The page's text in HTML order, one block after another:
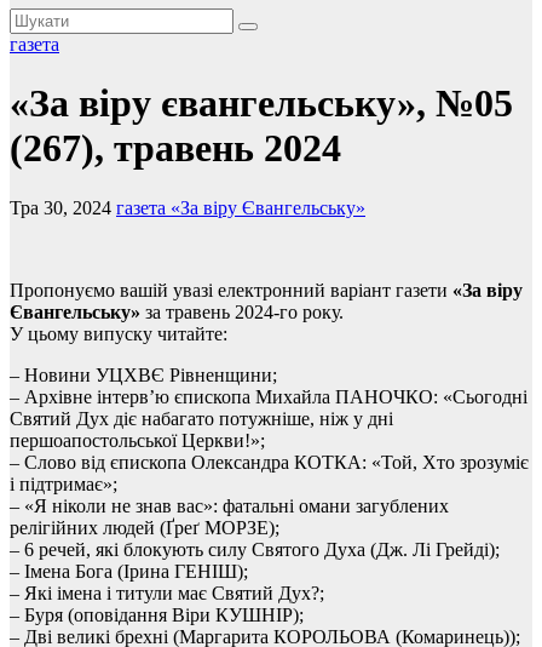
газета
«За віру євангельську», №05
(267), травень 2024
Тра 30, 2024 газета «За віру Євангельську»
Пропонуємо вашій увазі електронний варіант газети «За віру
Євангельську» за травень 2024-го року.
У цьому випуску читайте:
– Новини УЦХВЄ Рівненщини;
– Архівне інтерв’ю єпископа Михайла ПАНОЧКО: «Сьогодні
Святий Дух діє набагато потужніше, ніж у дні
першоапостольської Церкви!»;
– Слово від єпископа Олександра КОТКА: «Той, Хто зрозуміє
і підтримає»;
– «Я ніколи не знав вас»: фатальні омани загублених
релігійних людей (Ґреґ МОРЗЕ);
– 6 речей, які блокують силу Святого Духа (Дж. Лі Грейді);
– Імена Бога (Ірина ГЕНІШ);
– Які імена і титули має Святий Дух?;
– Буря (оповідання Віри КУШНІР);
– Дві великі брехні (Маргарита КОРОЛЬОВА (Комаринець));